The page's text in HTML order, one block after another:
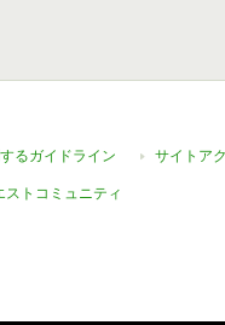
るガイドライン サイトア
ストコミュニティ